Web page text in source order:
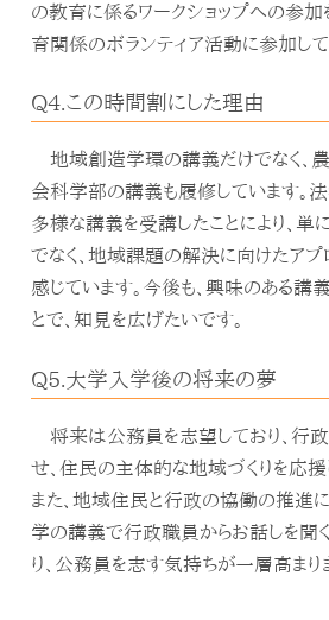
の教育に係るワークショップへの参加
育関係のボランティア活動に参加して
Q4.この時間割にした理由
地域創造学環の講義だけでなく、
会科学部の講義も履修しています。
多様な講義を受講したことにより、単
でなく、地域課題の解決に向けたアプ
感じています。今後も、興味のある講
とで、知見を広げたいです。
Q5.大学入学後の将来の夢
将来は公務員を志望しており、行政
せ、住民の主体的な地域づくりを応援
また、地域住民と行政の協働の推進
学の講義で行政職員からお話しを聞
り、公務員を志す気持ちが一層高まり